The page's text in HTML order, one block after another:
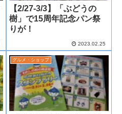
【2/27-3/3】「ぶどうの
樹」で15周年記念パン祭
りが！
2023.02.25
グルメ・ショップ